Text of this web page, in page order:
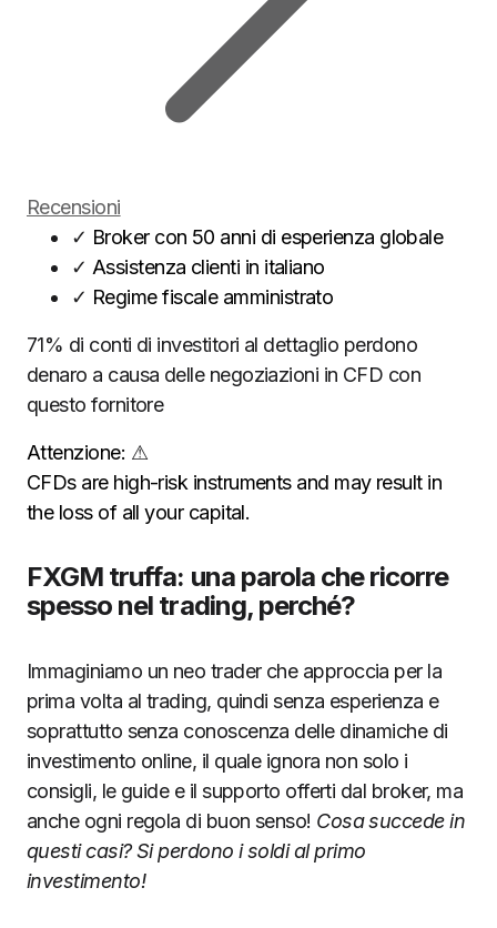
Recensioni
✓ Broker con 50 anni di esperienza globale
✓ Assistenza clienti in italiano
✓ Regime fiscale amministrato
71% di conti di investitori al dettaglio perdono
denaro a causa delle negoziazioni in CFD con
questo fornitore
Attenzione: ⚠
CFDs are high-risk instruments and may result in
the loss of all your capital.
FXGM truffa: una parola che ricorre
spesso nel trading, perché?
Immaginiamo un neo trader che approccia per la
prima volta al trading, quindi senza esperienza e
soprattutto senza conoscenza delle dinamiche di
investimento online, il quale ignora non solo i
consigli, le guide e il supporto offerti dal broker, ma
anche ogni regola di buon senso! Cosa succede in
questi casi? Si perdono i soldi al primo
investimento!